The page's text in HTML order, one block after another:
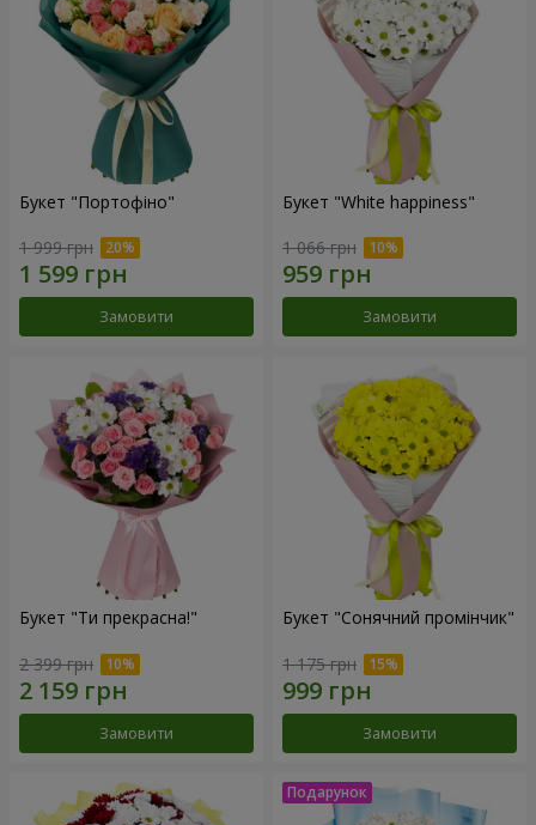
Букет "Портофіно"
1 999 грн
Замовити
Букет "White happiness"
1 066 грн
Замовити
Букет "Ти прекрасна!"
2 399 грн
Замовити
Букет "Сонячний промінчик"
1 175 грн
Замовити